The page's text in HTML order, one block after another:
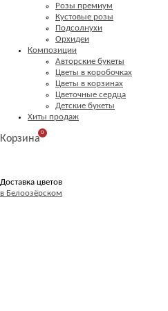
Розы премиум
Кустовые розы
Подсолнухи
Орхидеи
Композиции
Авторские букеты
Цветы в коробочках
Цветы в корзинах
Цветочные сердца
Детские букеты
Хиты продаж
Корзина
0
Доставка цветов
в Белоозёрском